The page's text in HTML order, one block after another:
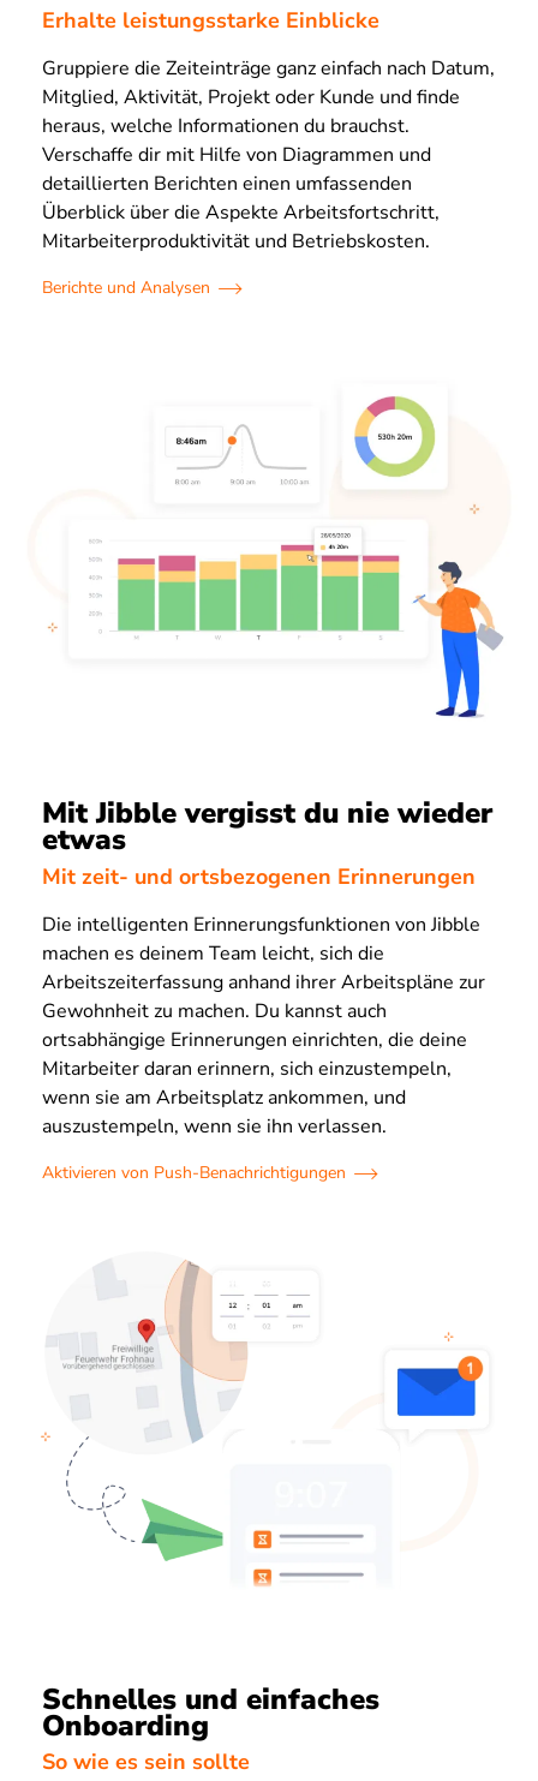
Erhalte leistungsstarke Einblicke
Gruppiere die Zeiteinträge ganz einfach nach Datum,
Mitglied, Aktivität, Projekt oder Kunde und finde
heraus, welche Informationen du brauchst.
Verschaffe dir mit Hilfe von Diagrammen und
detaillierten Berichten einen umfassenden
Überblick über die Aspekte Arbeitsfortschritt,
Mitarbeiterproduktivität und Betriebskosten.
Berichte und Analysen
Mit Jibble vergisst du nie wieder
etwas
Mit zeit- und ortsbezogenen Erinnerungen
Die intelligenten Erinnerungsfunktionen von Jibble
machen es deinem Team leicht, sich die
Arbeitszeiterfassung anhand ihrer Arbeitspläne zur
Gewohnheit zu machen. Du kannst auch
ortsabhängige Erinnerungen einrichten, die deine
Mitarbeiter daran erinnern, sich einzustempeln,
wenn sie am Arbeitsplatz ankommen, und
auszustempeln, wenn sie ihn verlassen.
Aktivieren von Push-Benachrichtigungen
Schnelles und einfaches
Onboarding
So wie es sein sollte